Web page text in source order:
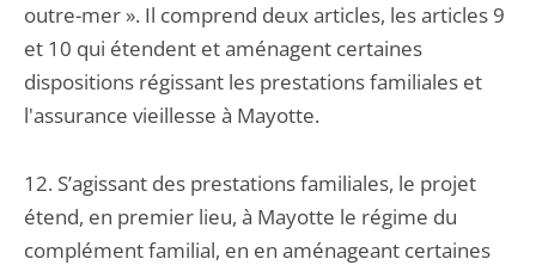
outre-mer ». Il comprend deux articles, les articles 9
et 10 qui étendent et aménagent certaines
dispositions régissant les prestations familiales et
l'assurance vieillesse à Mayotte.
12. S’agissant des prestations familiales, le projet
étend, en premier lieu, à Mayotte le régime du
complément familial, en en aménageant certaines